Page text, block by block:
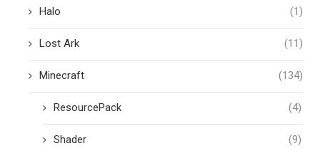
Halo (1)
Lost Ark (11)
Minecraft (134)
ResourcePack (4)
Shader (9)